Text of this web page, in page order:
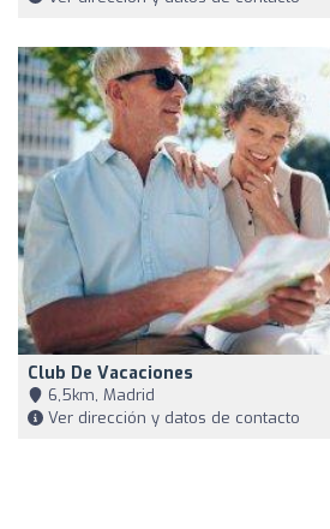
Club De Vacaciones
6,5km, Madrid
Ver dirección y datos de contacto